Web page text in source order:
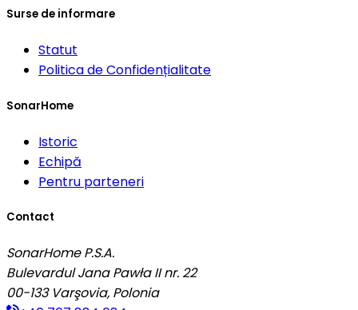
Surse de informare
Statut
Politica de Confidențialitate
SonarHome
Istoric
Echipă
Pentru parteneri
Contact
SonarHome P.S.A.
Bulevardul Jana Pawła II nr. 22
00-133 Varşovia, Polonia